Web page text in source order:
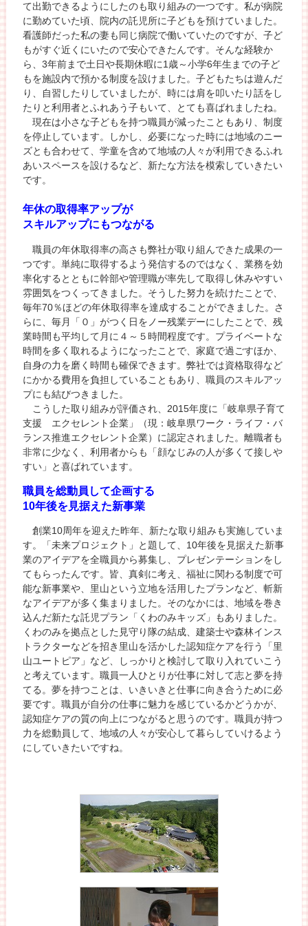
て出勤できるようにしたのも取り組みの一つです。私が病院
に勤めていた頃、院内の託児所に子どもを預けていました。
看護師だった私の妻も同じ病院で働いていたのですが、子ど
もがすぐ近くにいたので安心できたんです。そんな経験か
ら、3年前まで土日や長期休暇に1歳～小学6年生までの子ど
もを施設内で預かる制度を設けました。子どもたちは遊んだ
り、自習したりしていましたが、時には肩を叩いたり話をし
たりと利用者とふれあう子もいて、とても喜ばれましたね。
現在は小さな子どもを持つ職員が減ったこともあり、制度
を停止しています。しかし、必要になった時には地域のニー
ズとも合わせて、学童を含めて地域の人々が利用できるふれ
あいスペースを設けるなど、新たな方法を模索していきたい
です。
年休の取得率アップが
スキルアップにもつながる
職員の年休取得率の高さも弊社が取り組んできた成果の一
つです。単純に取得するよう発信するのではなく、業務を効
率化するとともに幹部や管理職が率先して取得し休みやすい
雰囲気をつくってきました。そうした努力を続けたことで、
毎年70％ほどの年休取得率を達成することができました。さ
らに、毎月「０」がつく日をノー残業デーにしたことで、残
業時間も平均して月に４～５時間程度です。プライベートな
時間を多く取れるようになったことで、家庭で過ごすほか、
自身の力を磨く時間も確保できます。弊社では資格取得など
にかかる費用を負担していることもあり、職員のスキルアッ
プにも結びつきました。
こうした取り組みが評価され、2015年度に「岐阜県子育て
支援 エクセレント企業」（現：岐阜県ワーク・ライフ・バ
ランス推進エクセレント企業）に認定されました。離職者も
非常に少なく、利用者からも「顔なじみの人が多くて接しや
すい」と喜ばれています。
職員を総動員して企画する
10年後を見据えた新事業
創業10周年を迎えた昨年、新たな取り組みも実施していま
す。「未来プロジェクト」と題して、10年後を見据えた新事
業のアイデアを全職員から募集し、プレゼンテーションをし
てもらったんです。皆、真剣に考え、福祉に関わる制度で可
能な新事業や、里山という立地を活用したプランなど、斬新
なアイデアが多く集まりました。そのなかには、地域を巻き
込んだ新たな託児プラン「くわのみキッズ」もありました。
くわのみを拠点とした見守り隊の結成、建築士や森林インス
トラクターなどを招き里山を活かした認知症ケアを行う「里
山ユートピア」など、しっかりと検討して取り入れていこう
と考えています。職員一人ひとりが仕事に対して志と夢を持
てる。夢を持つことは、いきいきと仕事に向き合うために必
要です。職員が自分の仕事に魅力を感じているかどうかが、
認知症ケアの質の向上につながると思うのです。職員が持つ
力を総動員して、地域の人々が安心して暮らしていけるよう
にしていきたいですね。